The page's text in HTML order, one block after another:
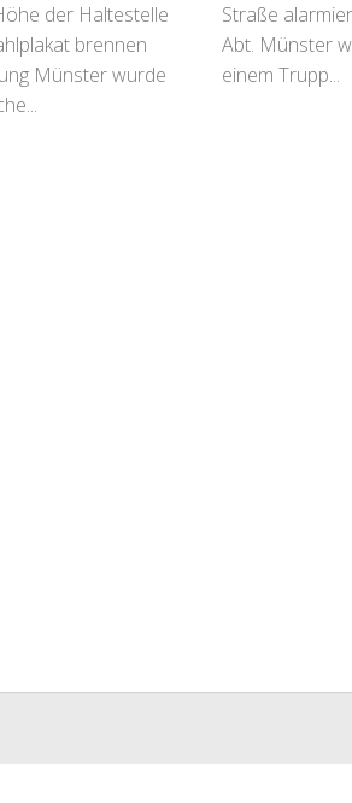
der Haltestelle
brennen
Münster wurde
Straße
Abt. Münster
einem Trupp...